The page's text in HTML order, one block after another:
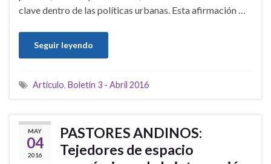
clave dentro de las políticas urbanas. Esta afirmación …
Seguir leyendo
Artículo, Boletín 3 - Abril 2016
MAY
04
2016
PASTORES ANDINOS:
Tejedores de espacio